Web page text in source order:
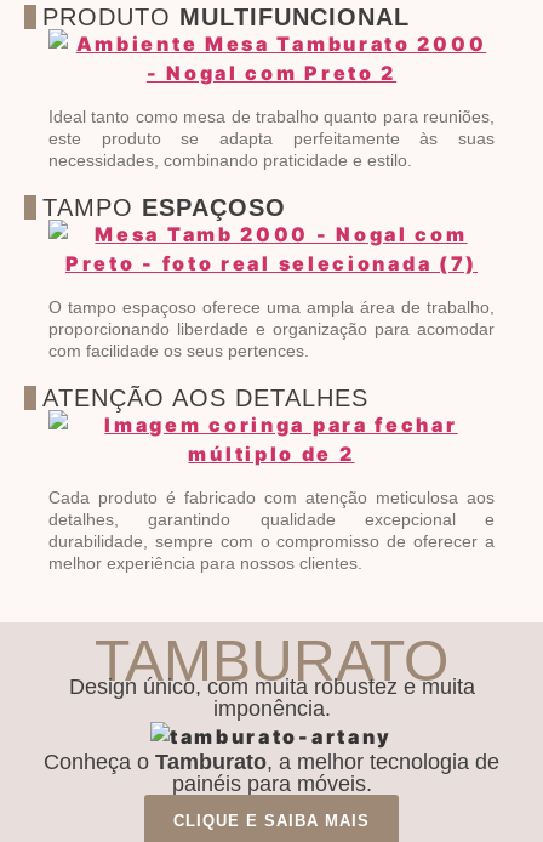
PRODUTO MULTIFUNCIONAL
Ideal tanto como mesa de trabalho quanto para reuniões,
este produto se adapta perfeitamente às suas
necessidades, combinando praticidade e estilo.
TAMPO ESPAÇOSO
O tampo espaçoso oferece uma ampla área de trabalho,
proporcionando liberdade e organização para acomodar
com facilidade os seus pertences.
ATENÇÃO AOS DETALHES
Cada produto é fabricado com atenção meticulosa aos
detalhes, garantindo qualidade excepcional e
durabilidade, sempre com o compromisso de oferecer a
melhor experiência para nossos clientes.
TAMBURATO
Design único, com muita robustez e muita
imponência.
Conheça o Tamburato, a melhor tecnologia de
painéis para móveis.
CLIQUE E SAIBA MAIS